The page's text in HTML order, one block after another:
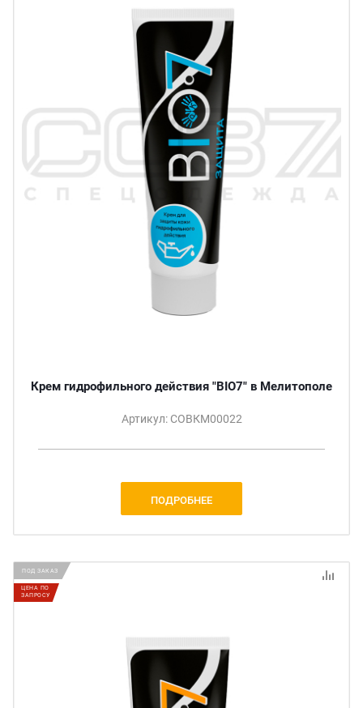
Крем гидрофильного действия "BIO7" в Мелитополе
Артикул: СОВКМ00022
ПОДРОБНЕЕ
ПОД ЗАКАЗ
ЦЕНА ПО
ЗАПРОСУ